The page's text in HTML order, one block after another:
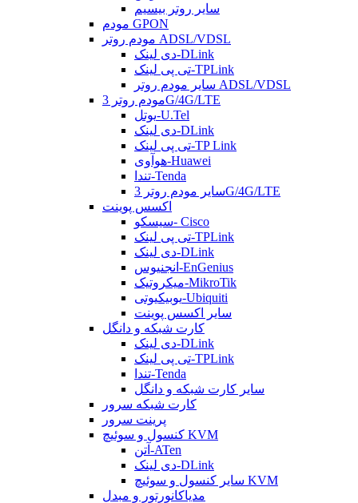
سایر روتر بیسیم
مودم GPON
مودم روتر ADSL/VDSL
دی لینک-DLink
تی پی لینک-TPLink
سایر مودم روتر ADSL/VDSL
مودم روتر 3G/4G/LTE
یوتل-U.Tel
دی لینک-DLink
تی پی لینک-TP Link
هوآوی-Huawei
تندا-Tenda
سایر مودم روتر 3G/4G/LTE
اکسس پوینت
سیسکو- Cisco
تی پی لینک-TPLink
دی لینک-DLink
انجنیوس-EnGenius
میکروتیک-MikroTik
یوبیکیوتی-Ubiquiti
سایر اکسس پوینت
کارت شبکه و دانگل
دی لینک-DLink
تی پی لینک-TPLink
تندا-Tenda
سایر کارت شبکه و دانگل
کارت شبکه سرور
پرینت سرور
کنسول و سوئیچ KVM
آتن-ATen
دی لینک-DLink
سایر کنسول و سوئیچ KVM
مدیاکانورتور و مبدل